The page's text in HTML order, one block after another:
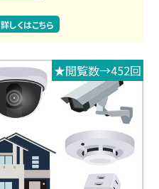
詳しくはこちら
★閲覧数→452回